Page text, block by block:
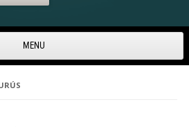
MENU
Skip to content